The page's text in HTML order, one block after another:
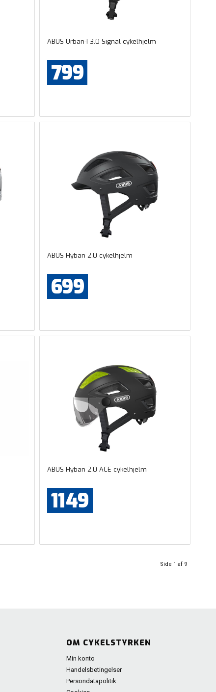
ABUS Urban-I 3.0 Signal cykelhjelm
799
ABUS Hyban 2.0 cykelhjelm
699
ABUS Hyban 2.0 ACE cykelhjelm
1149
Side 1 af 9
OM CYKELSTYRKEN
Min konto
Handelsbetingelser
Persondatapolitik